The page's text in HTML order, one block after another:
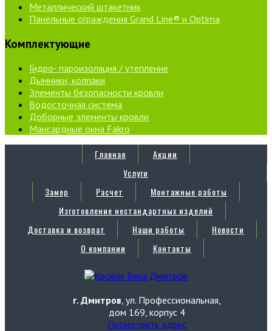
Металлический штакетник
Панельные ограждения Grand Line® и Optima
Комплектующие
Гидро- пароизоляция / утепление
Дымники, колпаки
Элементы безопасности кровли
Водосточная система
Доборные элементы кровли
Мансардные окна Fakro
Главная
Акции
Услуги
Замер
Расчет
Монтажные работы
Изготовление нестандартных изделий
Доставка и возврат
Наши работы
Новости
О компании
Контакты
г. Дмитров, ул. Профессиональная,
дом 169, корпус 4
Посмотреть адрес